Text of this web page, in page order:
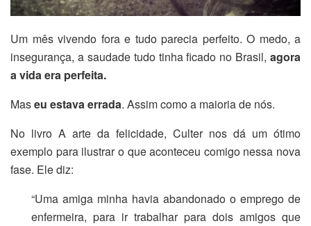
Um mês vivendo fora e tudo parecia perfeito. O medo, a
insegurança, a saudade tudo tinha ficado no Brasil, agora
a vida era perfeita.
Maseu estava errada. Assim como a maioria de nós.
No livro A arte da felicidade, Culter nos dá um ótimo
exemplo para ilustrar o que aconteceu comigo nessa nova
fase. Ele diz:
“Uma amiga minha havia abandonado o emprego de
enfermeira, para ir trabalhar para dois amigos que